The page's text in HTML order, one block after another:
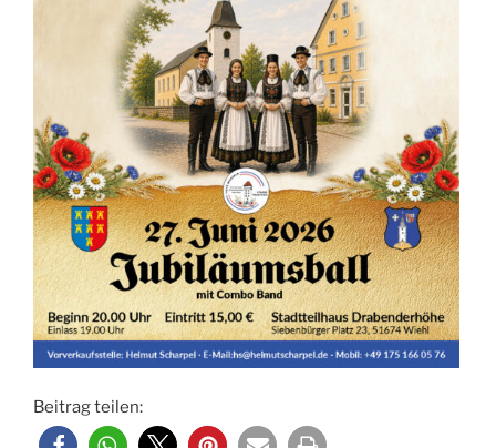
Beitrag teilen: